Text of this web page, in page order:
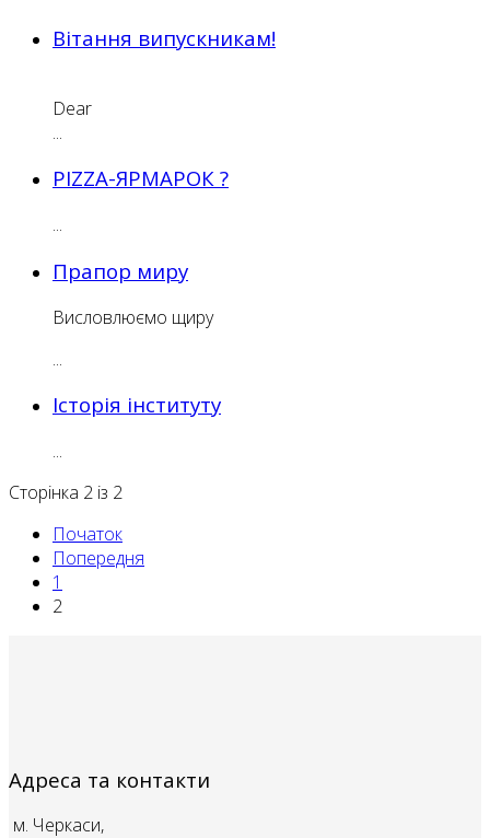
Вітання випускникам!
Dear
...
PIZZA-ЯРМАРОК ?
...
Прапор миру
Висловлюємо щиру
...
Історія інституту
...
Сторінка 2 із 2
Початок
Попередня
1
2
Адреса та контакти
м. Черкаси,